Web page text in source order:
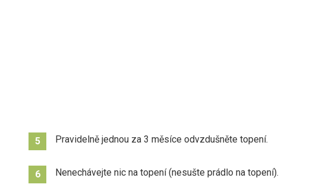
5 Pravidelně jednou za 3 měsíce odvzdušněte topení.
6 Nenechávejte nic na topení (nesušte prádlo na topení).